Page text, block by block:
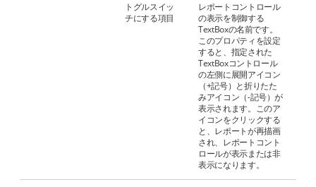
トグルスイッ
チにする項目
レポートコントロール
の表示を制御する
TextBoxの名前です。
このプロパティを設定
すると、指定された
TextBoxコントロール
の左側に展開アイコン
（+記号）と折りたた
みアイコン（-記号）が
表示されます。このア
イコンをクリックする
と、レポートが再描画
され、レポートコント
ロールが表示または非
表示になります。